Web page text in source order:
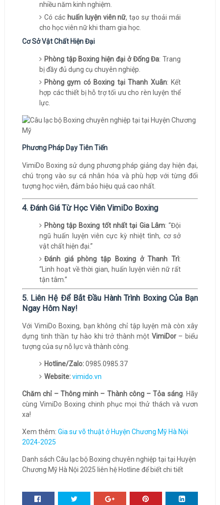
nhiều năm kinh nghiệm.
Có các huấn luyện viên nữ, tạo sự thoải mái
cho học viên nữ khi tham gia học.
Cơ Sở Vật Chất Hiện Đại
Phòng tập Boxing hiện đại ở Đống Đa: Trang
bị đầy đủ dụng cụ chuyên nghiệp.
Phòng gym có Boxing tại Thanh Xuân: Kết
hợp các thiết bị hỗ trợ tối ưu cho rèn luyện thể
lực.
Phương Pháp Dạy Tiên Tiến
VimiDo Boxing sử dụng phương pháp giảng dạy hiện đại,
chú trọng vào sự cá nhân hóa và phù hợp với từng đối
tượng học viên, đảm bảo hiệu quả cao nhất.
4. Đánh Giá Từ Học Viên VimiDo Boxing
Phòng tập Boxing tốt nhất tại Gia Lâm: “Đội
ngũ huấn luyện viên cực kỳ nhiệt tình, cơ sở
vật chất hiện đại.”
Đánh giá phòng tập Boxing ở Thanh Trì:
“Linh hoạt về thời gian, huấn luyện viên nữ rất
tận tâm.”
5. Liên Hệ Để Bắt Đầu Hành Trình Boxing Của Bạn
Ngay Hôm Nay!
Với VimiDo Boxing, bạn không chỉ tập luyện mà còn xây
dựng tinh thần tự hào khi trở thành một VimiDor– biểu
tượng của sự nỗ lực và thành công.
Hotline/Zalo:0985.0985.37
Website:vimido.vn
Chăm chỉ – Thông minh – Thành công – Tỏa sáng. Hãy
cùng VimiDo Boxing chinh phục mọi thử thách và vươn
xa!
Xem thêm: Gia sư võ thuật ở Huyện Chương Mỹ Hà Nội
2024-2025
Danh sách Câu lạc bộ Boxing chuyên nghiệp tại tại Huyện
Chương Mỹ Hà Nội 2025 liên hệ Hotline để biết chi tiết